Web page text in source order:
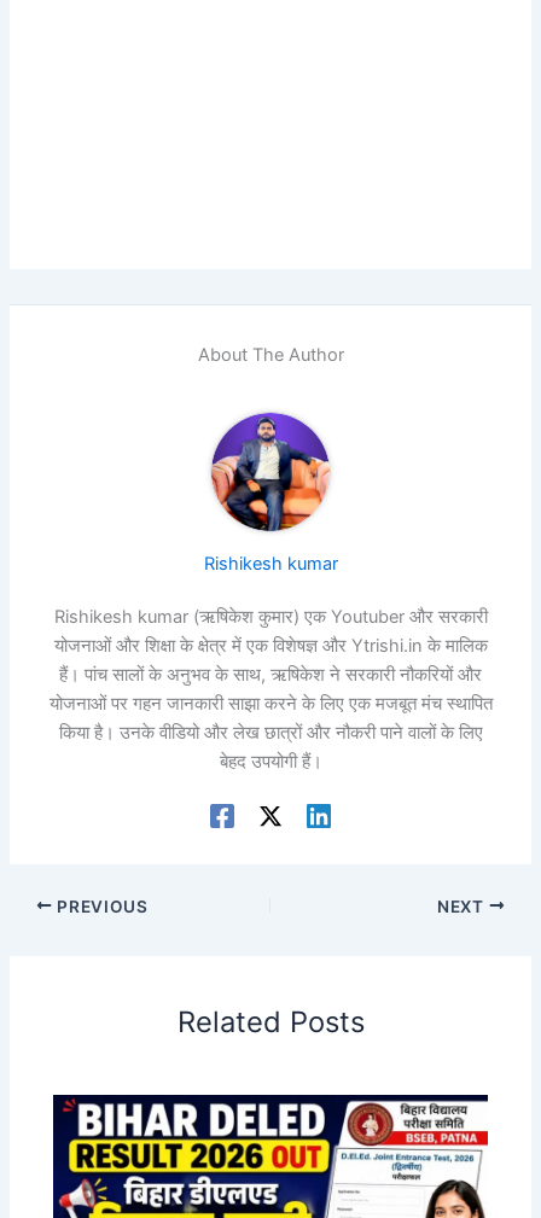
About The Author
Rishikesh kumar
Rishikesh kumar (ऋषिकेश कुमार) एक Youtuber और सरकारी
योजनाओं और शिक्षा के क्षेत्र में एक विशेषज्ञ और Ytrishi.in के मालिक
हैं। पांच सालों के अनुभव के साथ, ऋषिकेश ने सरकारी नौकरियों और
योजनाओं पर गहन जानकारी साझा करने के लिए एक मजबूत मंच स्थापित
किया है। उनके वीडियो और लेख छात्रों और नौकरी पाने वालों के लिए
बेहद उपयोगी हैं।
PREVIOUS NEXT
Related Posts